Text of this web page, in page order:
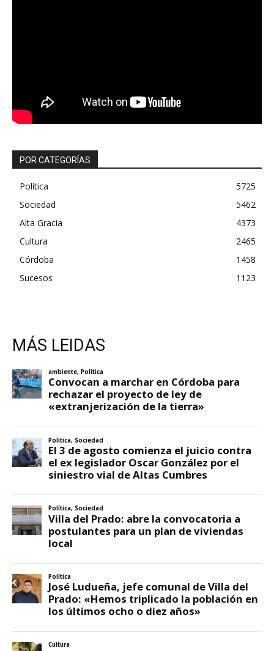
POR CATEGORÍAS
Política
5725
Sociedad
5462
Alta Gracia
4373
Cultura
2465
Córdoba
1458
Sucesos
1123
MÁS LEIDAS